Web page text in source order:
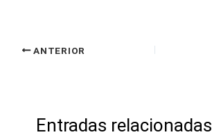
ANTERIOR
Entradas relacionadas